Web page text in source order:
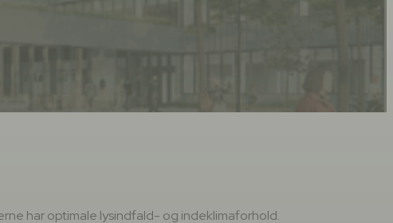
har optimale lysindfald- og indeklimaforhold.